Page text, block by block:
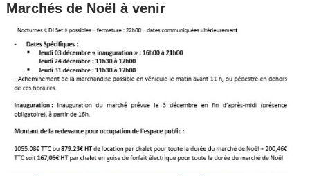
Marchés de Noël à venir